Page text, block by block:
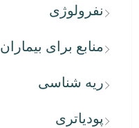
نفرولوژی
منابع برای بیماران
ریه شناسی
پودیاتری